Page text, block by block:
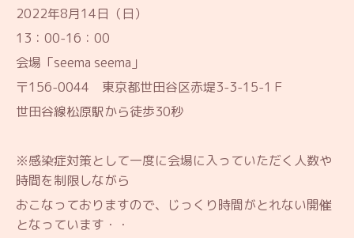
2022年8月14日（日）
13：00-16：00
会場「seema seema」
〒156-0044 東京都世田谷区赤堤3-3-15-1Ｆ
世田谷線松原駅から徒歩30秒
※感染症対策として一度に会場に入っていただく人数や
時間を制限しながら
おこなっておりますので、じっくり時間がとれない開催
となっています・・